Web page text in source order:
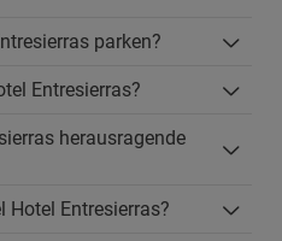
parken?
Entresierras?
herausragende
Hotel Entresierras?